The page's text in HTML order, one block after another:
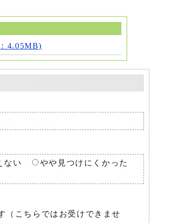
4.05MB)
ない
やや見つけにくかった
（こちらではお受けできませ